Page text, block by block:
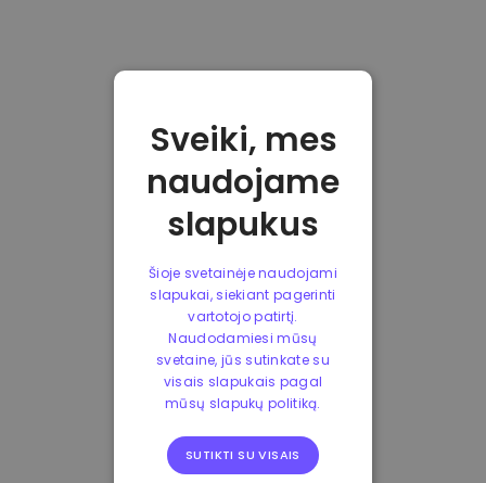
Sveiki, mes
naudojame
slapukus
Šioje svetainėje naudojami
slapukai, siekiant pagerinti
vartotojo patirtį.
Naudodamiesi mūsų
svetaine, jūs sutinkate su
visais slapukais pagal
mūsų slapukų politiką.
SUTIKTI SU VISAIS